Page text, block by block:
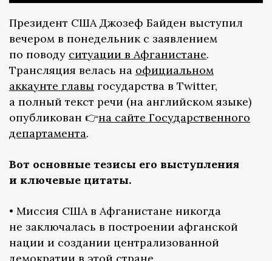
Президент США Джозеф Байден выступил
вечером в понедельник с заявлением
по поводу ситуации в Афганистане.
Трансляция велась на официальном
аккаунте главы государства в Twitter,
а полный текст речи (на английском языке)
опубликован 👉на сайте Государственного
департамента.
Вот основные тезисы его выступления
и ключевые цитаты.
• Миссия США в Афганистане никогда
не заключалась в построении афганской
нации и создании централизованной
демократии в этой стране.